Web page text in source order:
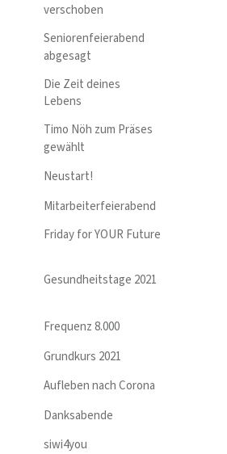
verschoben
Seniorenfeierabend
abgesagt
Die Zeit deines
Lebens
Timo Nöh zum Präses
gewählt
Neustart!
Mitarbeiterfeierabend
Friday for YOUR Future
Gesundheitstage 2021
Frequenz 8.000
Grundkurs 2021
Aufleben nach Corona
Danksabende
siwi4you